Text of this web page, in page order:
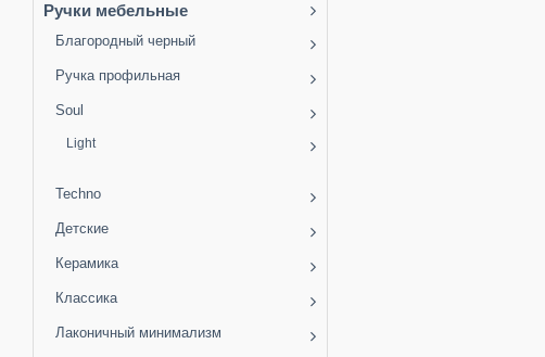
Ручки мебельные
Благородный черный
Ручка профильная
Soul
Light
Techno
Детские
Керамика
Классика
Лаконичный минимализм